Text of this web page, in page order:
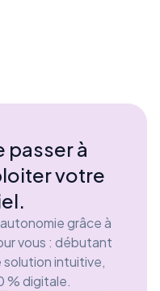
passer à
votre
grâce à
vous : débutant
intuitive,
% digitale.